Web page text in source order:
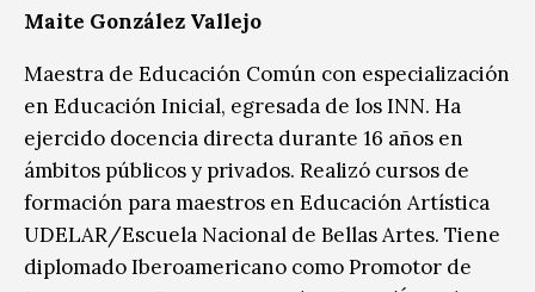
Maite González Vallejo
Maestra de Educación Común con especialización
en Educación Inicial, egresada de los INN. Ha
ejercido docencia directa durante 16 años en
ámbitos públicos y privados. Realizó cursos de
formación para maestros en Educación Artística
UDELAR/Escuela Nacional de Bellas Artes. Tiene
diplomado Iberoamericano como Promotor de